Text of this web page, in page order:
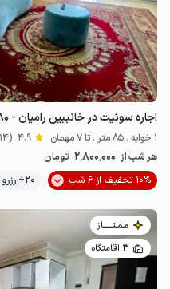
اجاره سوئیت در خانببین رامیان - ۸۰ متری
1 خوابه . 85 متر . تا 7 مهمان 4.9 (14 نظر)
هر شب از 2٬800٬000 تومان
10% تخفیف از 6 شب
20+ رزرو موفق
مـمـتــــــاز
3 اقامتگاه